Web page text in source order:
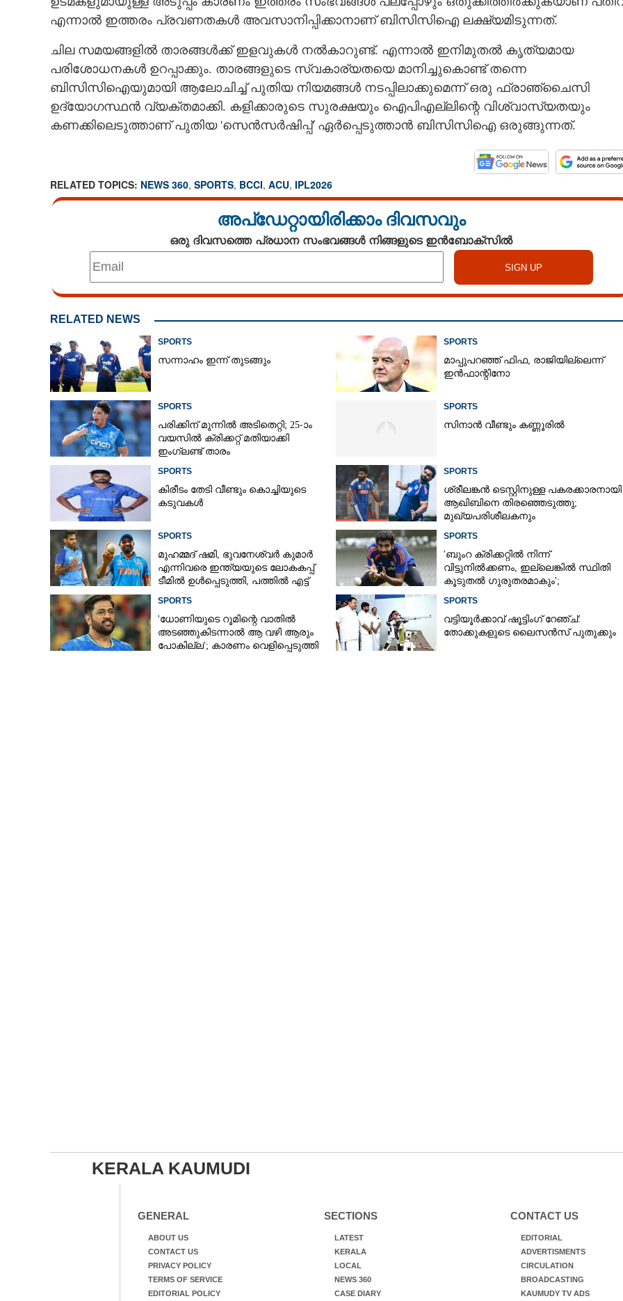
എന്നാൽ ഇത്തരം പ്രവണതകൾ അവസാനിപ്പിക്കാനാണ് ബിസിസിഐ ലക്ഷ്യമിടുന്നത്.
ചില സമയങ്ങളിൽ താരങ്ങൾക്ക് ഇളവുകൾ നൽകാറുണ്ട്. എന്നാൽ ഇനിമുതൽ കൃത്യമായ
പരിശോധനകൾ ഉറപ്പാക്കും. താരങ്ങളുടെ സ്വകാര്യതയെ മാനിച്ചുകൊണ്ട് തന്നെ
ബിസിസിഐയുമായി ആലോചിച്ച് പുതിയ നിയമങ്ങൾ നടപ്പിലാക്കുമെന്ന് ഒരു ഫ്രാഞ്ചൈസി
ഉദ്യോഗസ്ഥൻ വ്യക്തമാക്കി. കളിക്കാരുടെ സുരക്ഷയും ഐപിഎല്ലിന്റെ വിശ്വാസ്യതയും
കണക്കിലെടുത്താണ് പുതിയ 'സെൻസർഷിപ്പ്' ഏർപ്പെടുത്താൻ ബിസിസിഐ ഒരുങ്ങുന്നത്.
RELATED TOPICS: NEWS 360, SPORTS, BCCI, ACU, IPL2026
അപ്ഡേറ്റായിരിക്കാം ദിവസവും
ഒരു ദിവസത്തെ പ്രധാന സംഭവങ്ങൾ നിങ്ങളുടെ ഇൻബോക്സിൽ
RELATED NEWS
SPORTS
സന്നാഹം ഇന്ന് തുടങ്ങും
SPORTS
മാപ്പുപറഞ്ഞ് ഫിഫ, രാജിയില്ലെന്ന്
ഇൻഫാന്റിനോ
SPORTS
പരിക്കിന് മുന്നിൽ അടിതെറ്റി; 25-ാം
വയസിൽ ക്രിക്കറ്റ് മതിയാക്കി
ഇംഗ്ലണ്ട് താരം
SPORTS
സിനാൻ വീണ്ടും കണ്ണൂരിൽ
SPORTS
കിരീ‌ടം തേടി വീണ്ടും കൊച്ചിയുടെ
കടുവകൾ
SPORTS
ശ്രീലങ്കൻ ടെസ്റ്റിനുള്ള പകരക്കാരനായി
ആഖിബിനെ തിരഞ്ഞെടുത്തു;
മുഖ്യപരിശീലകനും
SPORTS
മുഹമ്മദ് ഷമി, ഭുവനേശ്വർ കുമാർ
എന്നിവരെ ഇന്ത്യയുടെ ലോകകപ്പ്
ടീമിൽ ഉൾപ്പെടുത്തി,​ പത്തിൽ എട്ട്
SPORTS
'ബുംറ ക്രിക്കറ്റിൽ നിന്ന്
വിട്ടുനിൽക്കണം, ഇല്ലെങ്കിൽ സ്ഥിതി
കൂടുതൽ ഗുരുതരമാകും';
SPORTS
'ധോണിയുടെ റൂമിന്റെ വാതിൽ
അടഞ്ഞുകിടന്നാൽ ആ വഴി ആരും
പോകില്ല'; കാരണം വെളിപ്പെടുത്തി
SPORTS
വട്ടിയൂർക്കാവ് ഷൂട്ടിംഗ് റേഞ്ച്:
തോക്കുകളുടെ ലൈസൻസ് പുതുക്കും
KERALA KAUMUDI
GENERAL
ABOUT US
CONTACT US
PRIVACY POLICY
TERMS OF SERVICE
EDITORIAL POLICY
SECTIONS
LATEST
KERALA
LOCAL
NEWS 360
CASE DIARY
CONTACT US
EDITORIAL
ADVERTISMENTS
CIRCULATION
BROADCASTING
KAUMUDY TV ADS
നടപടിയെടുക്കാൻ ഒരുങ്ങി ബിസിസിഐ,
തന്നിഷ്ടം കാണിച്ചാൽ പണികിട്ടും
Copy Link